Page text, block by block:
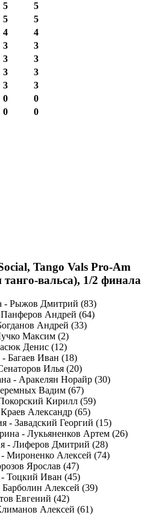
5
5
5
5
4
4
3
3
3
3
3
3
3
3
0
0
0 0
Tango Vals Pro-Am
вальса), 1/2 финала
- Рыжов Дмитрий (83)
Андрей (64)
Андрей (33)
Максим (2)
Денис (12)
Багаев Иван (18)
Илья (20)
- Аракелян Норайр (30)
Вадим (67)
Кирилл (59)
Александр (65)
- Завадский Георгий (15)
- Лукьяненков Артем (26)
- Лиферов Дмитрий (28)
Мироненко Алексей (74)
Ярослав (47)
- Тоцкий Иван (45)
Алексей (39)
Евгений (42)
Алексей (61)